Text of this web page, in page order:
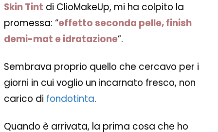
Skin Tint di ClioMakeUp, mi ha colpito la
promessa: “effetto seconda pelle, finish
demi-mat e idratazione”.
Sembrava proprio quello che cercavo per i
giorni in cui voglio un incarnato fresco, non
carico di fondotinta.
Quando è arrivata, la prima cosa che ho